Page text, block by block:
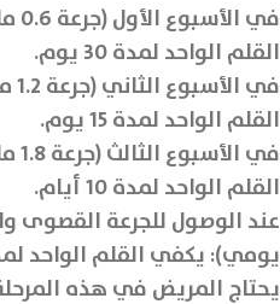
القلم الواحد لمدة 30 يوم.
القلم الواحد لمدة 15 يوم.
القلم الواحد لمدة 10 أيام.